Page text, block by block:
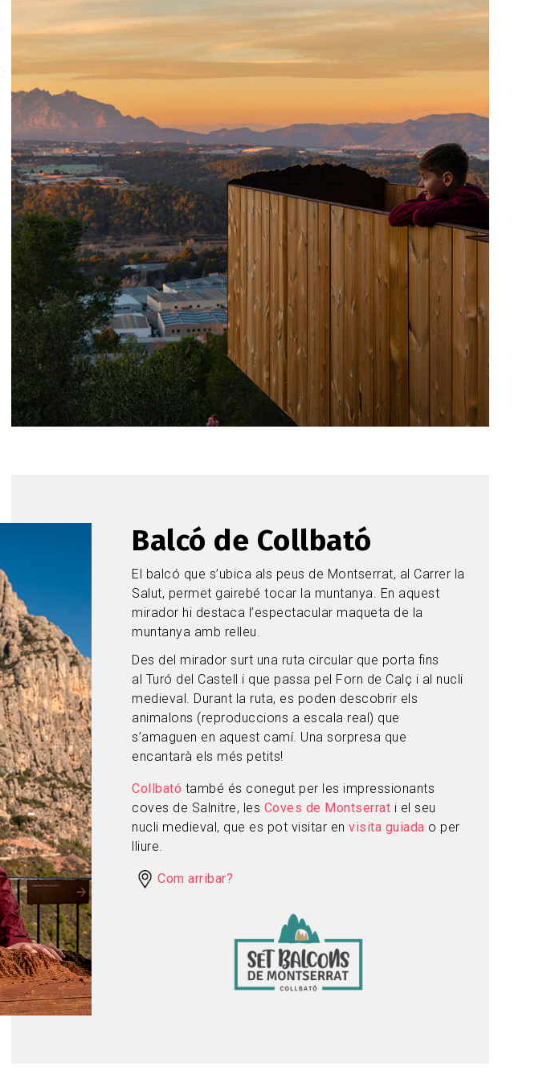
Balcó de Collbató
El balcó que s’ubica als peus de Montserrat, al Carrer la
Salut, permet gairebé tocar la muntanya. En aquest
mirador hi destaca l’espectacular maqueta de la
muntanya amb relleu.
Des del mirador surt una ruta circular que porta fins
al Turó del Castell i que passa pel Forn de Calç i al nucli
medieval. Durant la ruta, es poden descobrir els
animalons (reproduccions a escala real) que
s’amaguen en aquest camí. Una sorpresa que
encantarà els més petits!
Collbató també és conegut per les impressionants
coves de Salnitre, les Coves de Montserrat i el seu
nucli medieval, que es pot visitar en visita guiada o per
lliure.
Com arribar?